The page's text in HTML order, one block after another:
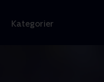
Kategorier